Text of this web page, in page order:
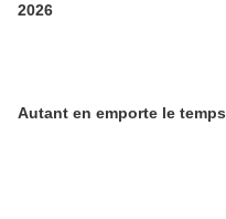
2026
Autant en emporte le temps